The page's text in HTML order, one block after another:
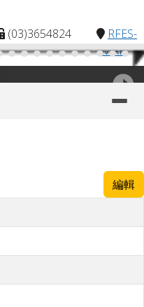
(03)3654824
RFES-
MAP
編輯